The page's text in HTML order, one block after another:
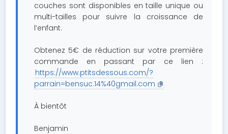
couches sont disponibles en taille unique ou
multi-tailles pour suivre la croissance de
l’enfant.
Obtenez 5€ de réduction sur votre première
commande en passant par ce lien :
https://www.ptitsdessous.com/?
parrain=bensuc.14%40gmail.com
À bientôt
Benjamin